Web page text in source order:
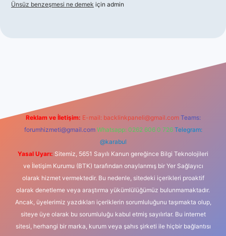
Ünsüz benzeşmesi ne demek için admin
Reklam ve İletişim: E-mail: backlinkpaneli@gmail.com Teams:
forumhizmeti@gmail.com Whatsapp: 0262 606 0 726 Telegram:
@karabul
Yasal Uyarı: Sitemiz, 5651 Sayılı Kanun gereğince Bilgi Teknolojileri
ve İletişim Kurumu (BTK) tarafından onaylanmış bir Yer Sağlayıcı
olarak hizmet vermektedir. Bu nedenle, sitedeki içerikleri proaktif
olarak denetleme veya araştırma yükümlülüğümüz bulunmamaktadır.
Ancak, üyelerimiz yazdıkları içeriklerin sorumluluğunu taşımakta olup,
siteye üye olarak bu sorumluluğu kabul etmiş sayılırlar. Bu internet
sitesi, herhangi bir marka, kurum veya şahıs şirketi ile hiçbir bağlantısı